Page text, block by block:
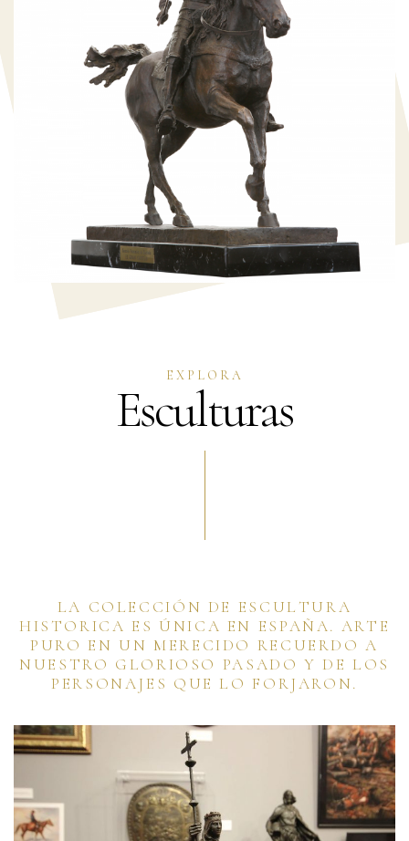
EXPLORA
Esculturas
LA COLECCIÓN DE ESCULTURA
HISTORICA ES ÚNICA EN ESPAÑA. ARTE
PURO EN UN MERECIDO RECUERDO A
NUESTRO GLORIOSO PASADO Y DE LOS
PERSONAJES QUE LO FORJARON.